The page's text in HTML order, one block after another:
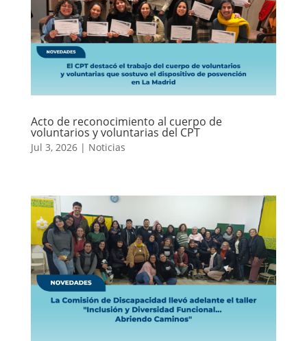
Acto de reconocimiento al cuerpo de
voluntarios y voluntarias del CPT
Jul 3, 2026| Noticias